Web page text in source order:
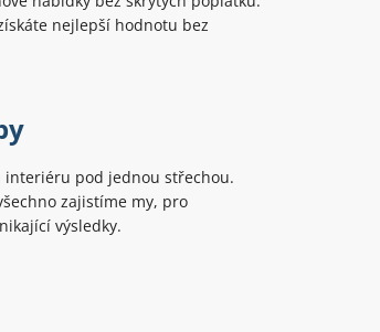
nejlepší hodnotu bez
pod jednou střechou.
zajistíme my, pro
výsledky.